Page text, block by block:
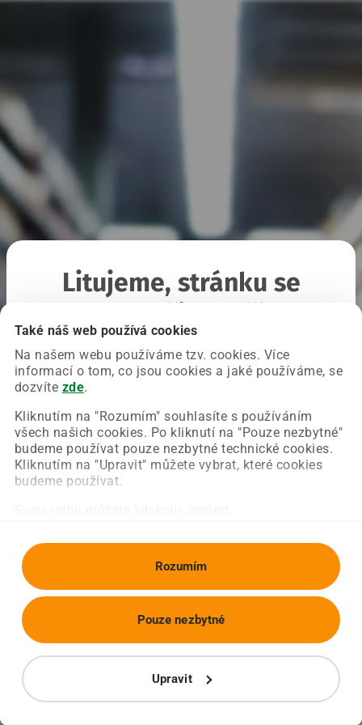
Také náš web používá cookies
Na našem webu používáme tzv. cookies. Více
informací o tom, co jsou cookies a jaké používáme, se
dozvíte zde.
Kliknutím na "Rozumím" souhlasíte s používáním
všech našich cookies. Po kliknutí na "Pouze nezbytné"
budeme používat pouze nezbytné technické cookies.
Kliknutím na "Upravit" můžete vybrat, které cookies
budeme používat.
Rozumím
Upravit
Pouze nezbytné
Litujeme, stránku se
Chyba nastala na naší straně a už ji opravujeme.
Zkuste prosím znovu načíst požadovanou stránku.
Obnovit stránku Úvodní strana